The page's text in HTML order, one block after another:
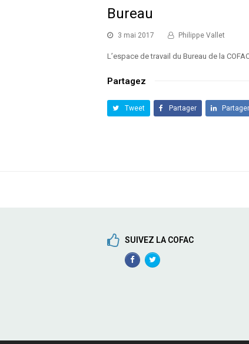
Bureau
3 mai 2017 Philippe Vallet
L’espace de travail du Bureau de la
Partagez
Tweet Partager Partager
SUIVEZ LA COFAC
FacebookTwitterProfile